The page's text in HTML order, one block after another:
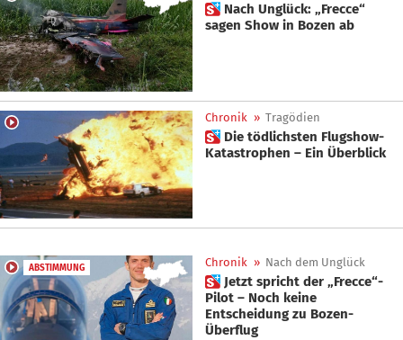
 Nach Unglück: „Frecce“
sagen Show in Bozen ab
Chronik » Tragödien
 Die tödlichsten Flugshow-
Katastrophen – Ein Überblick
ABSTIMMUNG Chronik » Nach dem Unglück
 Jetzt spricht der „Frecce“-
Pilot – Noch keine
Entscheidung zu Bozen-
Überflug